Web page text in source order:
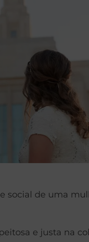
de uma
e justa na